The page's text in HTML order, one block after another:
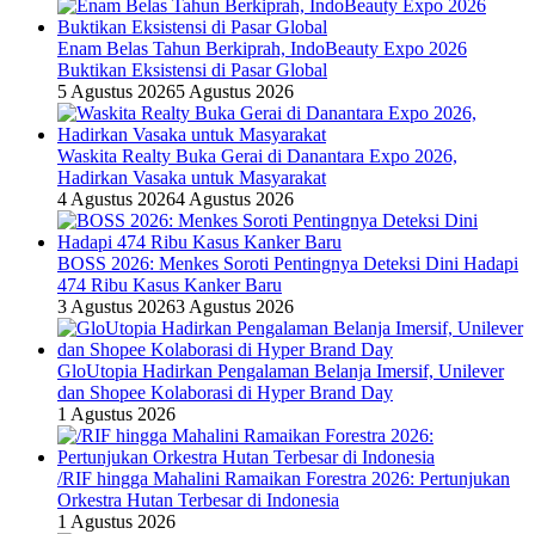
Enam Belas Tahun Berkiprah, IndoBeauty Expo 2026
Buktikan Eksistensi di Pasar Global
5 Agustus 20265 Agustus 2026
Waskita Realty Buka Gerai di Danantara Expo 2026,
Hadirkan Vasaka untuk Masyarakat
4 Agustus 20264 Agustus 2026
BOSS 2026: Menkes Soroti Pentingnya Deteksi Dini Hadapi
474 Ribu Kasus Kanker Baru
3 Agustus 20263 Agustus 2026
GloUtopia Hadirkan Pengalaman Belanja Imersif, Unilever
dan Shopee Kolaborasi di Hyper Brand Day
1 Agustus 2026
/RIF hingga Mahalini Ramaikan Forestra 2026: Pertunjukan
Orkestra Hutan Terbesar di Indonesia
1 Agustus 2026